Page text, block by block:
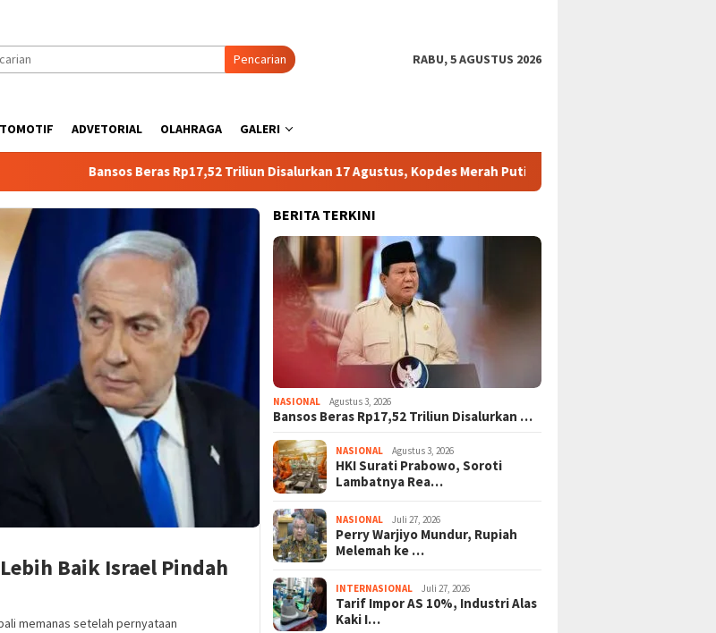
Pencarian
RABU, 5 AGUSTUS 2026
ADVETORIAL OLAHRAGA GALERI
Bansos Beras Rp17,52 Triliun Disalurkan 17 Agustus, Kopdes Merah Putih Jadi Titik Distribusi
Baik Israel Pindah
memanas setelah pernyataan
BERITA TERKINI
NASIONAL Agustus 3, 2026
Bansos Beras Rp17,52 Triliun Disalurkan …
NASIONAL Agustus 3, 2026
HKI Surati Prabowo, Soroti
Lambatnya Rea…
NASIONAL Juli 27, 2026
Perry Warjiyo Mundur, Rupiah
Melemah ke …
INTERNASIONAL Juli 27, 2026
Tarif Impor AS 10%, Industri Alas
Kaki I…